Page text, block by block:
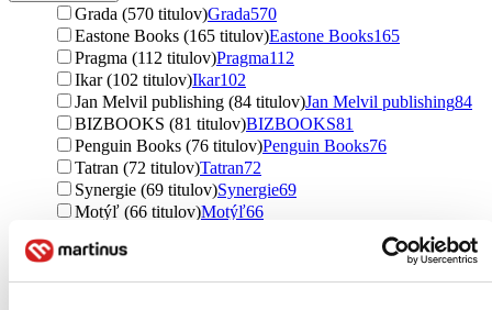
Grada (570 titulov)Grada570
Eastone Books (165 titulov)Eastone Books165
Pragma (112 titulov)Pragma112
Ikar (102 titulov)Ikar102
Jan Melvil publishing (84 titulov)Jan Melvil publishing84
BIZBOOKS (81 titulov)BIZBOOKS81
Penguin Books (76 titulov)Penguin Books76
Tatran (72 titulov)Tatran72
Synergie (69 titulov)Synergie69
Motýľ (66 titulov)Motýľ66
Citadella (52 titulov)
Audiolibrix (48 titulov)Audiolibrix48